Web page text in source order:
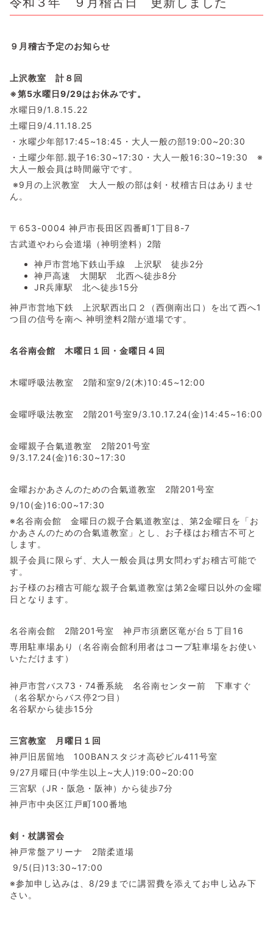
９月稽古予定のお知らせ
上沢教室 計８回
※第5水曜日9/29はお休みです。
水曜日9/1.8.15.22
土曜日9/4.11.18.25
・水曜少年部17:45~18:45・大人一般の部19:00~20:30
・土曜少年部.親子16:30~17:30・大人一般16:30~19:30 ※
大人一般会員は時間厳守です。
※9月の上沢教室 大人一般の部は剣・杖稽古日はありませ
ん。
〒653-0004 神戸市長田区四番町1丁目8-7
古武道やわら会道場（神明塗料）2階
神戸市営地下鉄山手線 上沢駅 徒歩2分
神戸高速 大開駅 北西へ徒歩8分
JR兵庫駅 北へ徒歩15分
神戸市営地下鉄 上沢駅西出口２（西側南出口）を出て西へ1
つ目の信号を南へ 神明塗料2階が道場です。
名谷南会館 木曜日１回・金曜日４回
木曜呼吸法教室 2階和室9/2(木)10:45~12:00
金曜呼吸法教室 2階201号室9/3.10.17.24(金)14:45~16:00
金曜親子合氣道教室 2階201号室
9/3.17.24(金)16:30~17:30
金曜おかあさんのための合氣道教室 2階201号室
9/10(金)16:00~17:30
※名谷南会館 金曜日の親子合氣道教室は、第2金曜日を「お
かあさんのための合氣道教室」とし、お子様はお稽古不可と
します。
親子会員に限らず、大人一般会員は男女問わずお稽古可能で
す。
お子様のお稽古可能な親子合氣道教室は第2金曜日以外の金曜
日となります。
名谷南会館 2階201号室 神戸市須磨区竜が台５丁目16
専用駐車場あり（名谷南会館利用者はコープ駐車場をお使い
いただけます）
神戸市営バス73・74番系統 名谷南センター前 下車すぐ
（名谷駅からバス停2つ目）
名谷駅から徒歩15分
三宮教室 月曜日１回
神戸旧居留地 100BANスタジオ高砂ビル411号室
9/27月曜日(中学生以上~大人)19:00~20:00
三宮駅（JR・阪急・阪神）から徒歩7分
神戸市中央区江戸町100番地
剣・杖講習会
神戸常盤アリーナ 2階柔道場
9/5(日)13:30~17:00
※参加申し込みは、8/29までに講習費を添えてお申し込み下
さい。